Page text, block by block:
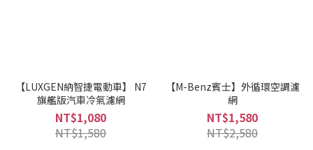
【LUXGEN納智捷電動車】 N7
旗艦版汽車冷氣濾網
NT$1,080
NT$1,580
【M-Benz賓士】外循環空調濾
網
NT$1,580
NT$2,580